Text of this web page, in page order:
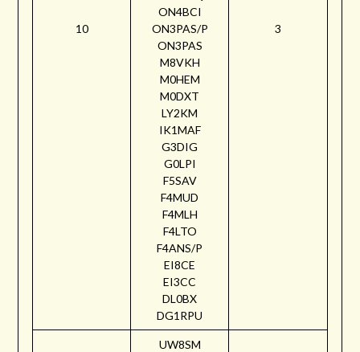
10
ON4BCI
ON3PAS/P
ON3PAS
M8VKH
M0HEM
M0DXT
LY2KM
IK1MAF
G3DIG
G0LPI
F5SAV
F4MUD
F4MLH
F4LTO
F4ANS/P
EI8CE
EI3CC
DL0BX
DG1RPU
3
UW8SM